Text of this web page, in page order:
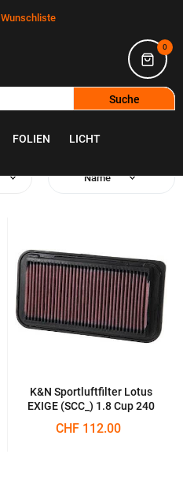
Wunschliste
0
Suche
FOLIEN
LICHT
K&N Sportluftfilter Lotus
EXIGE (SCC_) 1.8 Cup 240
CHF 112.00